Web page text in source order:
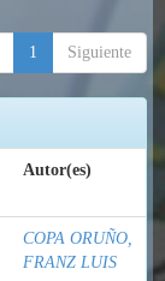
1 Siguiente
Autor(es)
COPA ORUÑO,
FRANZ LUIS